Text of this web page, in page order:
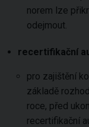
norem lze
odejmout.
recertifikační
pro zajištění
základě
roce, před
recertifikační